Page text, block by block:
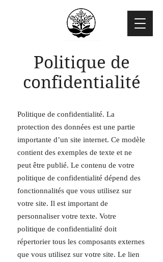
Politique de
confidentialité
Politique de confidentialité. La
protection des données est une partie
importante d’un site internet. Ce modèle
contient des exemples de texte et ne
peut être publié. Le contenu de votre
politique de confidentialité dépend des
fonctionnalités que vous utilisez sur
votre site. Il est important de
personnaliser votre texte. Votre
politique de confidentialité doit
répertorier tous les composants externes
que vous utilisez sur votre site. Le lien